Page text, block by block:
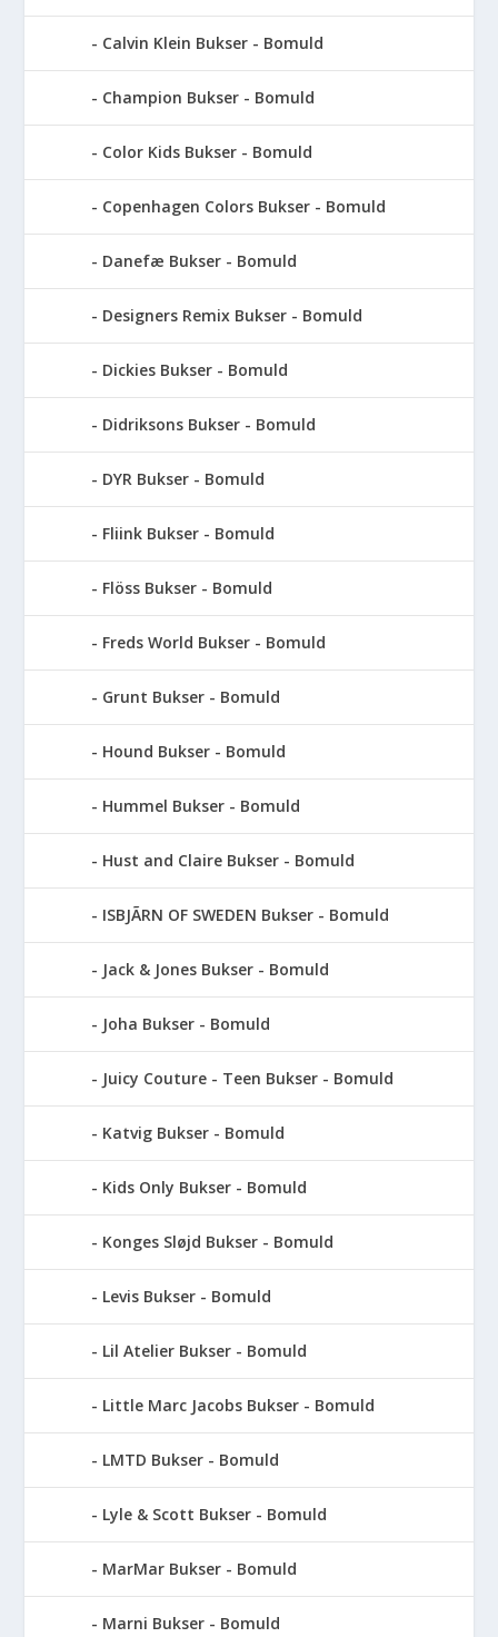
Calvin Klein Bukser - Bomuld
Champion Bukser - Bomuld
Color Kids Bukser - Bomuld
Copenhagen Colors Bukser - Bomuld
Danefæ Bukser - Bomuld
Designers Remix Bukser - Bomuld
Dickies Bukser - Bomuld
Didriksons Bukser - Bomuld
DYR Bukser - Bomuld
Fliink Bukser - Bomuld
Flöss Bukser - Bomuld
Freds World Bukser - Bomuld
Grunt Bukser - Bomuld
Hound Bukser - Bomuld
Hummel Bukser - Bomuld
Hust and Claire Bukser - Bomuld
ISBJÃRN OF SWEDEN Bukser - Bomuld
Jack & Jones Bukser - Bomuld
Joha Bukser - Bomuld
Juicy Couture - Teen Bukser - Bomuld
Katvig Bukser - Bomuld
Kids Only Bukser - Bomuld
Konges Sløjd Bukser - Bomuld
Levis Bukser - Bomuld
Lil Atelier Bukser - Bomuld
Little Marc Jacobs Bukser - Bomuld
LMTD Bukser - Bomuld
Lyle & Scott Bukser - Bomuld
MarMar Bukser - Bomuld
Marni Bukser - Bomuld